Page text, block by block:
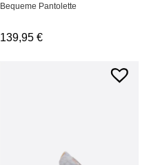
Bequeme Pantolette
139,95€